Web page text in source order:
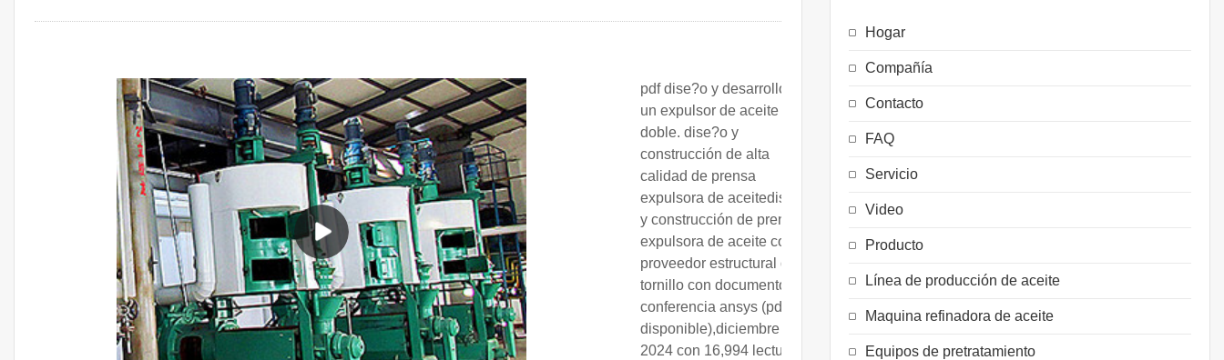
pdf dise?o y desarrollo de
un expulsor de aceite de
doble. dise?o y
construcción de alta
calidad de prensa
expulsora de aceitedise?o
y construcción de prensa
expulsora de aceite con
proveedor estructural de
tornillo con documento de
conferencia ansys (pdf
disponible),diciembre de
2024 con 16,994 lecturas
Hogar
Compañía
Contacto
FAQ
Servicio
Video
Producto
Línea de producción de aceite
Maquina refinadora de aceite
Equipos de pretratamiento